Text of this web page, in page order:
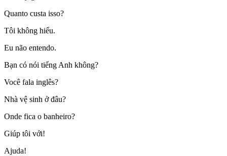
Quanto custa isso?
Tôi không hiểu.
Eu não entendo.
Bạn có nói tiếng Anh không?
Você fala inglês?
Nhà vệ sinh ở đâu?
Onde fica o banheiro?
Giúp tôi với!
Ajuda!